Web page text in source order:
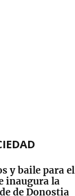
y baile para el
inaugura la
de Donostia